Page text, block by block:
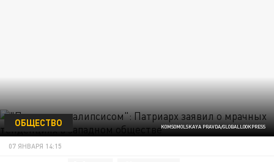
KOMSOMOLSKAYA PRAVDA/GLOBALLOOKPRESS
ОБЩЕСТВО
07 ЯНВАРЯ 14:15